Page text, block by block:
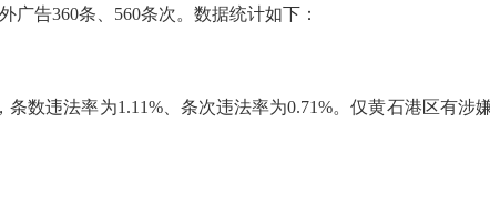
广告360条、560条次。数据统计如下：
数违法率为1.11%、条次违法率为0.71%。仅黄石港区有涉